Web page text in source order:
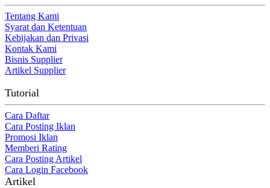
Tentang Kami
Syarat dan Ketentuan
Kebijakan dan Privasi
Kontak Kami
Bisnis Supplier
Artikel Supplier
Tutorial
Cara Daftar
Cara Posting Iklan
Promosi Iklan
Memberi Rating
Cara Posting Artikel
Cara Login Facebook
Artikel